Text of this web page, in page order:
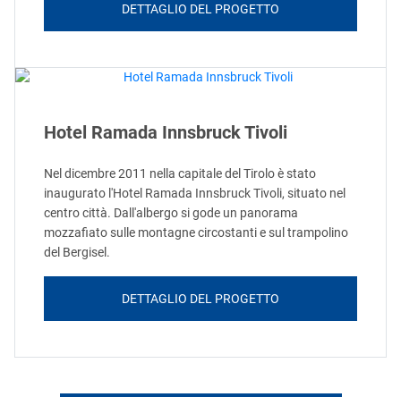
DETTAGLIO DEL PROGETTO
Hotel Ramada Innsbruck Tivoli
Nel dicembre 2011 nella capitale del Tirolo è stato
inaugurato l'Hotel Ramada Innsbruck Tivoli, situato nel
centro città. Dall'albergo si gode un panorama
mozzafiato sulle montagne circostanti e sul trampolino
del Bergisel.
DETTAGLIO DEL PROGETTO